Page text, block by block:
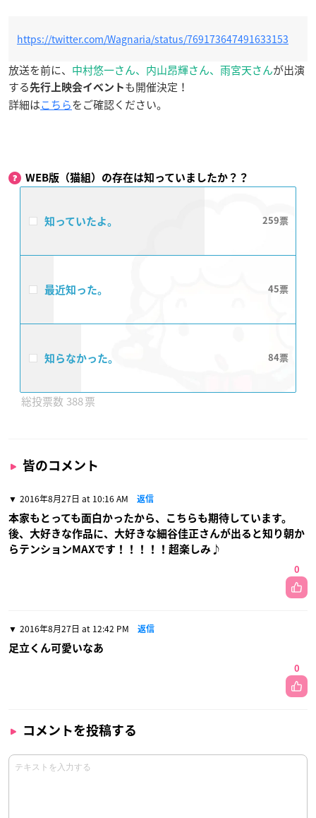
https://twitter.com/Wagnaria/status/769173647491633153
放送を前に、 中村悠一さん、内山昂輝さん、雨宮天さんが出演
する先行上映会イベント も開催決定！
詳細はこちらをご確認ください。
WEB版（猫組）の存在は知っていましたか？？
知っていたよ。 259
最近知った。 45
知らなかった。 84
388
皆のコメント
2016年8月27日 at 10:16 AM 返信
本家もとっても面白かったから、こちらも期待しています。
後、大好きな作品に、大好きな細谷佳正さんが出ると知り朝か
らテンションMAXです！！！！！超楽しみ♪
0
2016年8月27日 at 12:42 PM 返信
足立くん可愛いなあ
0
コメントを投稿する